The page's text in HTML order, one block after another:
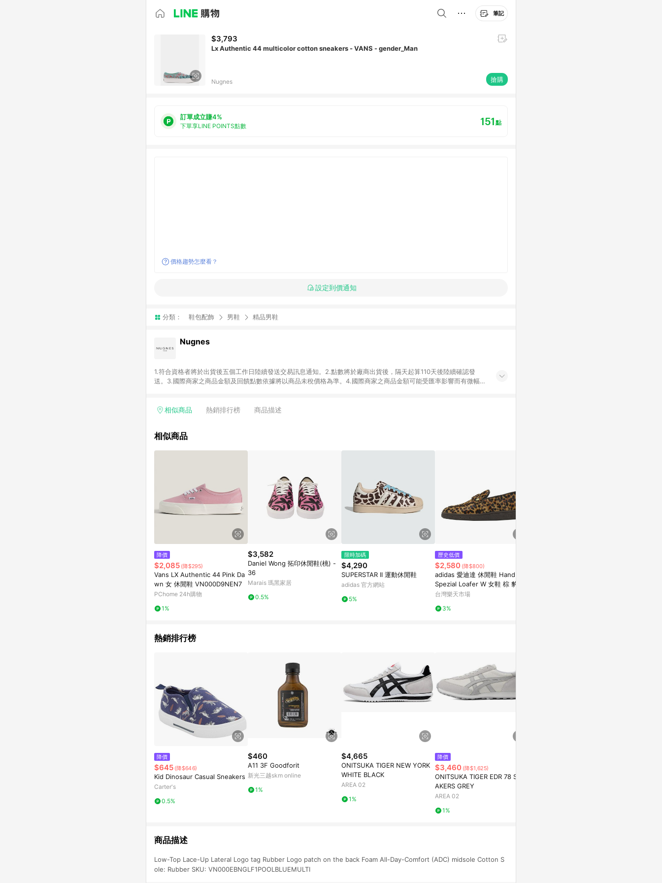
筆記
$3,793
Lx Authentic 44 multicolor cotton sneakers - VANS - gender_Man
Nugnes 搶購
訂單成立賺4%
下單享LINE POINTS點數 151點
價格趨勢怎麼看？
設定到價通知
分類： 鞋包配飾 男鞋 精品男鞋
Nugnes
1.符合資格者將於出貨後五個工作日陸續發送交易訊息通知。2.點數將於廠商出貨後，隔天起算110天後陸續確認發
送。3.國際商家之商品金額及回饋點數依據將以商品未稅價格為準。4.國際商家之商品金額可能受匯率影響而有微幅差
格。相似商品 熱銷排行榜 商品描述
相似商品
降價
$2,085 (降$295)
Vans LX Authentic 44 Pink Da
wn 女 休閒鞋 VN000D9NEN7
PChome 24h購物
1%
$3,582
Daniel Wong 拓印休閒鞋(桃) -
36
Marais 瑪黑家居
0.5%
限時加碼
$4,290
SUPERSTAR II 運動休閒鞋
adidas 官方網站
5%
歷史低價
$2,580 (降$800)
adidas 愛迪達 休閒鞋 Handball
Spezial Loafer W 女鞋 棕 豹紋
樂福鞋 KJ2526
台灣樂天市場
3%
熱銷排行榜
降價
$645 (降$646)
Kid Dinosaur Casual Sneakers
Carter's
0.5%
$460
A11 3F Goodforit
新光三越skm online
1%
$4,665
ONITSUKA TIGER NEW YORK
WHITE BLACK
AREA 02
1%
降價
$3,460 (降$1,625)
ONITSUKA TIGER EDR 78 SNE
AKERS GREY
AREA 02
1%
商品描述
Low-Top Lace-Up Lateral Logo tag Rubber Logo patch on the back Foam All-Day-Comfort (ADC) midsole Cotton S
ole: Rubber SKU: VN000EBNGLF1POOLBLUEMULTI